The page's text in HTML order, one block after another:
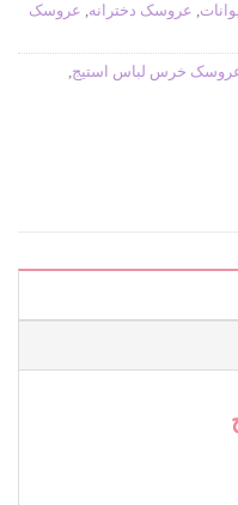
عروسک دخترانه عروسک
خرس لباس استیج